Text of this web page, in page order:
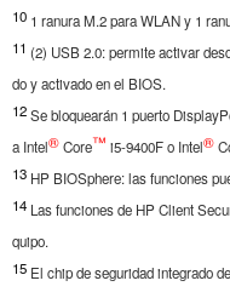
10 1 ranura M.2 para WLAN y 1
11 (2) USB 2.0: permite activar
do y activado en el BIOS.
12Se bloquearán 1 puerto
a Intel®Core™ i5-9400F o Intel®
13 HP BIOSphere: las funciones
14 Las funciones de HP Client
quipo.
15 El chip de seguridad integrado